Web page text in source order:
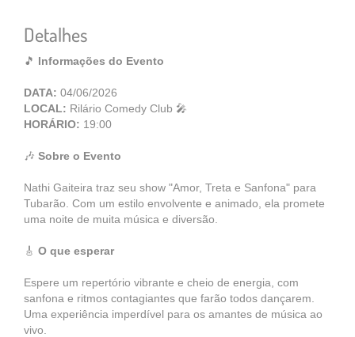
Detalhes
🎵 Informações do Evento
DATA: 04/06/2026
LOCAL: Rilário Comedy Club 🎤
HORÁRIO: 19:00
🎶 Sobre o Evento
Nathi Gaiteira traz seu show "Amor, Treta e Sanfona" para
Tubarão. Com um estilo envolvente e animado, ela promete
uma noite de muita música e diversão.
🎸 O que esperar
Espere um repertório vibrante e cheio de energia, com
sanfona e ritmos contagiantes que farão todos dançarem.
Uma experiência imperdível para os amantes de música ao
vivo.